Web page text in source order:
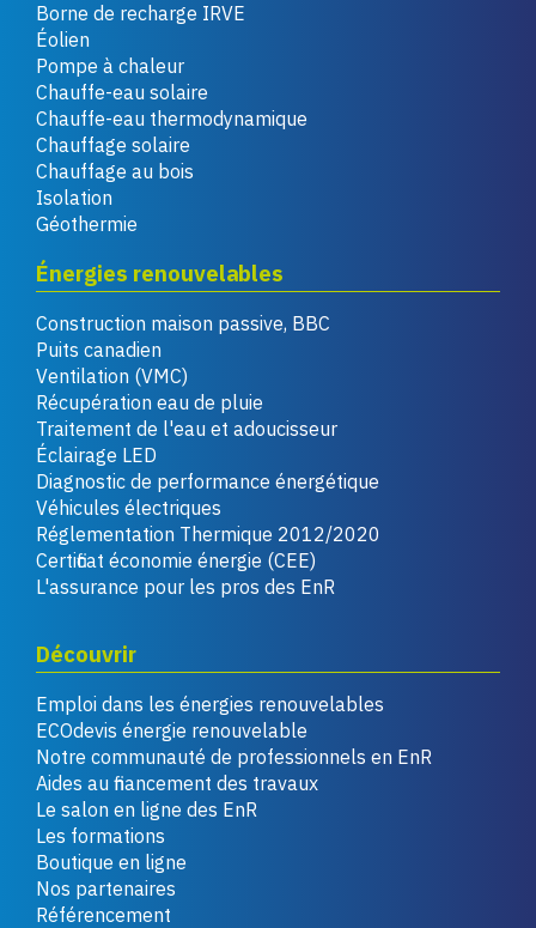
Borne de recharge IRVE
Éolien
Pompe à chaleur
Chauffe-eau solaire
Chauffe-eau thermodynamique
Chauffage solaire
Chauffage au bois
Isolation
Géothermie
Énergies renouvelables
Construction maison passive, BBC
Puits canadien
Ventilation (VMC)
Récupération eau de pluie
Traitement de l'eau et adoucisseur
Éclairage LED
Diagnostic de performance énergétique
Véhicules électriques
Réglementation Thermique 2012/2020
Certificat économie énergie (CEE)
L'assurance pour les pros des EnR
Découvrir
Emploi dans les énergies renouvelables
ECOdevis énergie renouvelable
Notre communauté de professionnels en EnR
Aides au financement des travaux
Le salon en ligne des EnR
Les formations
Boutique en ligne
Nos partenaires
Référencement